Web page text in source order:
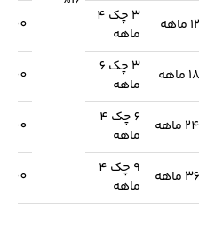
12 ماهه
3 چک 4
ماهه
18 ماهه
3 چک 6
ماهه
24 ماهه
6 چک 4
ماهه
36 ماهه
9 چک 4
ماهه